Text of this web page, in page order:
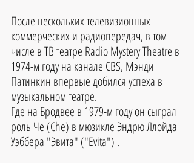
После нескольких телевизионных
коммерческих и радиопередач, в том
числе в ТВ театре Radio Mystery Theatre в
1974-м году на канале CBS, Мэнди
Патинкин впервые добился успеха в
музыкальном театре.
Где на Бродвее в 1979-м году он сыграл
роль Че (Che) в мюзикле Эндрю Ллойда
Уэббера "Эвита" ("Evita") .